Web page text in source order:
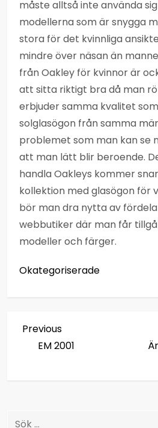
måste alltså inte använda
modellerna som är snygga
stora för det kvinnliga
mindre över näsan än
från Oakley för kvinnor är
att sitta riktigt bra då man
erbjuder samma kvalitet
solglasögon från samma
problemet som man kan se
att man lätt blir beroende.
handla Oakleys kommer
kollektion med glasögon för
bör man dra nytta av
webbutiker där man får
modeller och färger.
Okategoriserade
I
ä
Previous
Post
Previous
EM 2001
Sök